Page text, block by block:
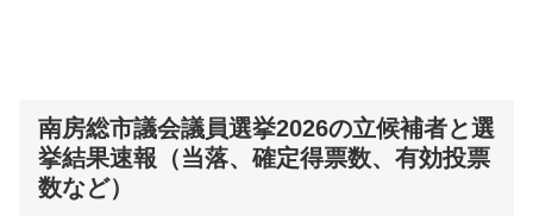
南房総市議会議員選挙2026の立候補者と選
挙結果速報（当落、確定得票数、有効投票
数など）